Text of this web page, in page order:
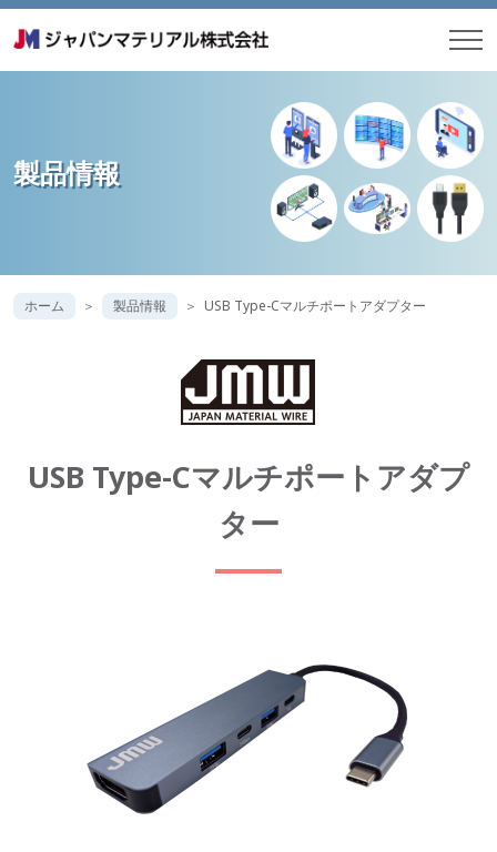
製品情報
ホーム 製品情報 USB Type-Cマルチポートアダプター
USB Type-Cマルチポートアダプ
ター